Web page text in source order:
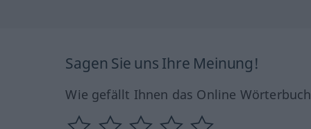
Sagen Sie uns Ihre Meinung!
Wie gefällt Ihnen das Online